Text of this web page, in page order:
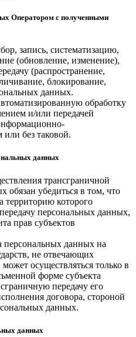
Оператором с полученными
запись, систематизацию,
(обновление, изменение),
(распространение,
блокирование,
данных.
обработку
и/или передачей
без таковой.
данных
трансграничной
обязан убедиться в том, что
территорию которого
персональных данных,
прав субъектов
персональных данных на
не отвечающих
осуществляться только в
форме субъекта
передачу его
договора, стороной
данных.
данных